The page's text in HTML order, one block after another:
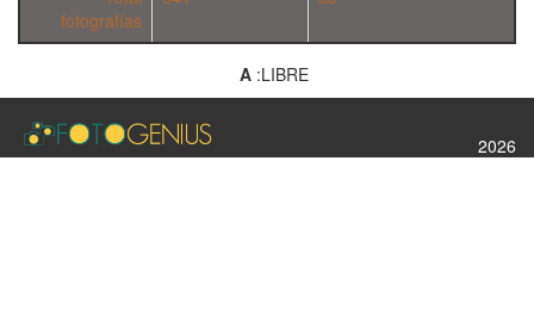
fotografías
A :LIBRE
2026